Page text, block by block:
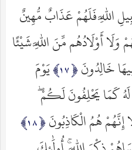
اللَّهِ فَلَهُمْ عَذَابٌ مُّهِينٌ
وَلَا أَوْلَادُهُم مِّنَ اللَّهِ شَيْئًا
خَالِدُونَ
يَوْمَ
لَهُ كَمَا يَحْلِفُونَ لَكُمْ
هُمُ الْكَاذِبُونَ